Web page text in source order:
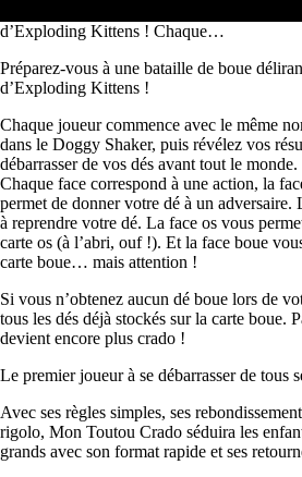
Préparez-vous à une bataille de boue
d’Exploding Kittens ! Chaque…
Préparez-vous à une bataille de boue
d’Exploding Kittens !
Chaque joueur commence avec le même
dans le Doggy Shaker, puis révélez vos
débarrasser de vos dés avant tout le monde.
Chaque face correspond à une action, la
permet de donner votre dé à un adversaire.
à reprendre votre dé. La face os vous
carte os (à l’abri, ouf !). Et la face boue
carte boue… mais attention !
Si vous n’obtenez aucun dé boue lors de
tous les dés déjà stockés sur la carte boue.
devient encore plus crado !
Le premier joueur à se débarrasser de tous
Avec ses règles simples, ses
rigolo, Mon Toutou Crado séduira les
grands avec son format rapide et ses